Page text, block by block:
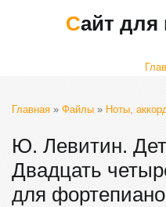
Сайт
Главная » Файлы » Ноты,
Ю. Левитин.
Двадцать
для фортепиано